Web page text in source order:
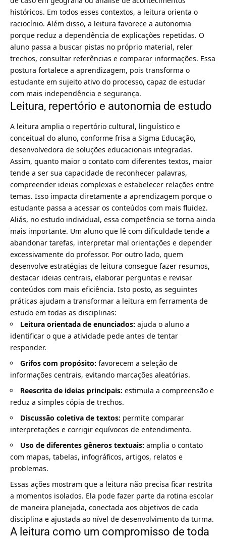
históricos. Em todos esses contextos, a leitura orienta o
raciocínio. Além disso, a leitura favorece a autonomia
porque reduz a dependência de explicações repetidas. O
aluno passa a buscar pistas no próprio material, reler
trechos, consultar referências e comparar informações. Essa
postura fortalece a aprendizagem, pois transforma o
estudante em sujeito ativo do processo, capaz de estudar
com mais independência e segurança.
Leitura, repertório e autonomia de estudo
A leitura amplia o repertório cultural, linguístico e
conceitual do aluno, conforme frisa a Sigma Educação,
desenvolvedora de soluções educacionais integradas.
Assim, quanto maior o contato com diferentes textos, maior
tende a ser sua capacidade de reconhecer palavras,
compreender ideias complexas e estabelecer relações entre
temas. Isso impacta diretamente a aprendizagem porque o
estudante passa a acessar os conteúdos com mais fluidez.
Aliás, no estudo individual, essa competência se torna ainda
mais importante. Um aluno que lê com dificuldade tende a
abandonar tarefas, interpretar mal orientações e depender
excessivamente do professor. Por outro lado, quem
desenvolve estratégias de leitura consegue fazer resumos,
destacar ideias centrais, elaborar perguntas e revisar
conteúdos com mais eficiência. Isto posto, as seguintes
práticas ajudam a transformar a leitura em ferramenta de
estudo em todas as disciplinas:
Leitura orientada de enunciados: ajuda o aluno a
identificar o que a atividade pede antes de tentar
responder.
Grifos com propósito: favorecem a seleção de
informações centrais, evitando marcações aleatórias.
Reescrita de ideias principais: estimula a compreensão e
reduz a simples cópia de trechos.
Discussão coletiva de textos: permite comparar
interpretações e corrigir equívocos de entendimento.
Uso de diferentes gêneros textuais: amplia o contato
com mapas, tabelas, infográficos, artigos, relatos e
problemas.
Essas ações mostram que a leitura não precisa ficar restrita
a momentos isolados. Ela pode fazer parte da rotina escolar
de maneira planejada, conectada aos objetivos de cada
disciplina e ajustada ao nível de desenvolvimento da turma.
A leitura como um compromisso de toda